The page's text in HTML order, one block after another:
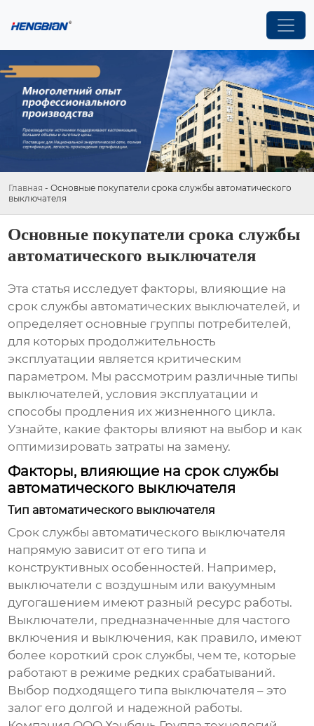
Главная - Основные покупатели срока службы автоматического
выключателя
Основные покупатели срока службы
автоматического выключателя
Эта статья исследует факторы, влияющие на
срок службы автоматических выключателей, и
определяет основные группы потребителей,
для которых продолжительность
эксплуатации является критическим
параметром. Мы рассмотрим различные типы
выключателей, условия эксплуатации и
способы продления их жизненного цикла.
Узнайте, какие факторы влияют на выбор и как
оптимизировать затраты на замену.
Факторы, влияющие на срок службы
автоматического выключателя
Тип автоматического выключателя
Срок службы автоматического выключателя
напрямую зависит от его типа и
конструктивных особенностей. Например,
выключатели с воздушным или вакуумным
дугогашением имеют разный ресурс работы.
Выключатели, предназначенные для частого
включения и выключения, как правило, имеют
более короткий срок службы, чем те, которые
работают в режиме редких срабатываний.
Выбор подходящего типа выключателя – это
залог его долгой и надежной работы.